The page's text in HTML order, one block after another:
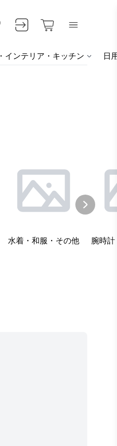
インテリア・キッチン 日
水着・和服・その他 腕時